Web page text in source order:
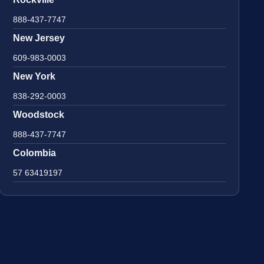
888-437-7747
New Jersey
609-983-0003
New York
838-292-0003
Woodstock
888-437-7747
Colombia
57 63419197